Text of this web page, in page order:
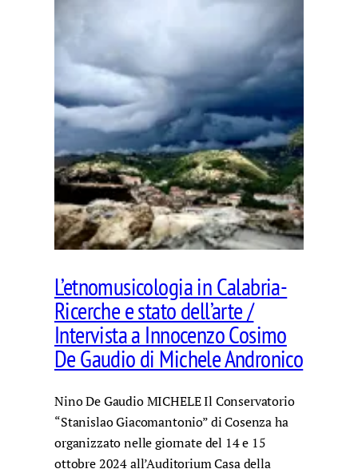
L’etnomusicologia in Calabria-
Ricerche e stato dell’arte /
Intervista a Innocenzo Cosimo
De Gaudio di Michele Andronico
Nino De Gaudio MICHELE Il Conservatorio
“Stanislao Giacomantonio” di Cosenza ha
organizzato nelle giornate del 14 e 15
ottobre 2024 all’Auditorium Casa della